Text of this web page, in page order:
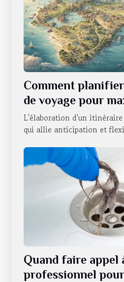
Comment
de voyage pour
expérience
L'élaboration d'un
qui allie anticipation et
Quand faire appel
professionnel